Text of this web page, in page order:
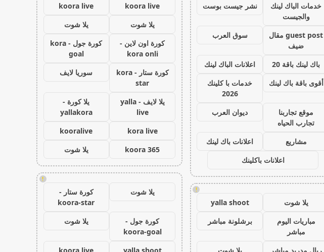
خدمات الباك لينك
والجيست
نشر جيست بوست
guest post مقال
ضيف
سوق العرب
باك لينك باقة 20
اعلانات الباك لينك
أقوى باقة باك لينك
خدمات با كلينك
2026
موقع تجاربنا
تجارب الحياه
ديوان العرب
مشاريع
اعلانات باك لينك
اعلانات باكلينك
!
يلا شوت
yalla shoot
مباريات اليوم
مباشر
برشلونة مباشر
koora live
koora live
يلا شوت
يلا شوت
كورة اون لاين -
kora onli
كورة جول - kora
goal
كورة ستار - kora
star
سوريا لايف
يلا لايف - yalla
live
يلا كورة -
yallakora
kora live
kooralive
koora 365
يلا شوت
!
يلا شوت
كورة ستار -
koora-star
كورة جول -
koora-goal
يلا شوت